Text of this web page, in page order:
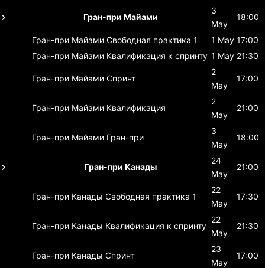
Гран-при Майами
3
May
18:00
Гран-при Майами Свободная практика 1 1 May 17:00
Гран-при Майами Квалификация к спринту 1 May 21:30
Гран-при Майами Спринт
2
May
17:00
Гран-при Майами Квалификация
2
May
21:00
Гран-при Майами Гран-при
3
May
18:00
Гран-при Канады
24
May
21:00
Гран-при Канады Свободная практика 1
22
May
17:30
Гран-при Канады Квалификация к спринту
22
May
21:30
Гран-при Канады Спринт
23
May
17:00